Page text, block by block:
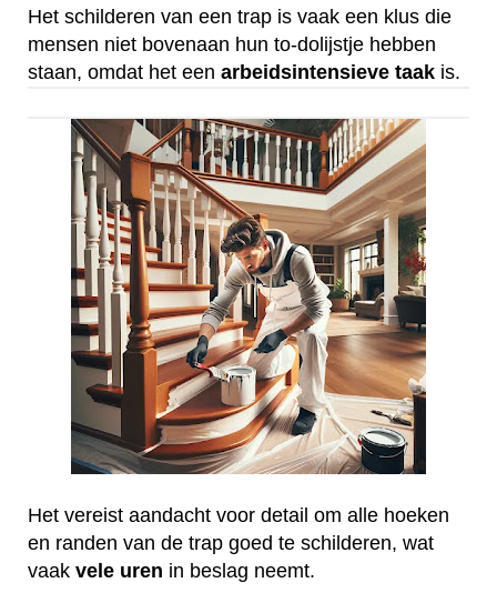
Het schilderen van een trap is vaak een klus die
mensen niet bovenaan hun to-dolijstje hebben
staan, omdat het een arbeidsintensieve taak is.
Het vereist aandacht voor detail om alle hoeken
en randen van de trap goed te schilderen, wat
vaak vele uren in beslag neemt.